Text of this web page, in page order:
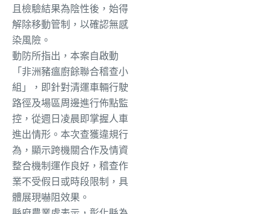
且檢驗結果為陰性後，始得
解除移動管制，以確認無感
染風險。
動防所指出，本案自啟動
「非洲豬瘟廚餘聯合稽查小
組」，即針對清運車輛行駛
路徑及場區周邊進行佈點監
控，從週日凌晨即掌握人車
進出情形。本次查獲違規行
為，顯示跨機關合作及情資
整合機制運作良好，稽查作
業不受假日或時段限制，具
體展現嚇阻效果。